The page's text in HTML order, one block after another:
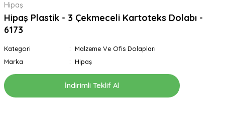
Hipaş
Hipaş Plastik - 3 Çekmeceli Kartoteks Dolabı -
6173
Kategori
Malzeme Ve Ofis Dolapları
Marka
Hipaş
İndirimli Teklif Al